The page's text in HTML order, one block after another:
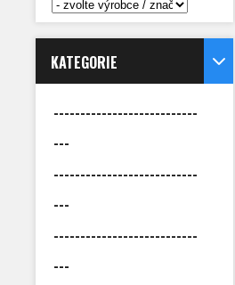
KATEGORIE
---------------------------
---
---------------------------
---
---------------------------
---